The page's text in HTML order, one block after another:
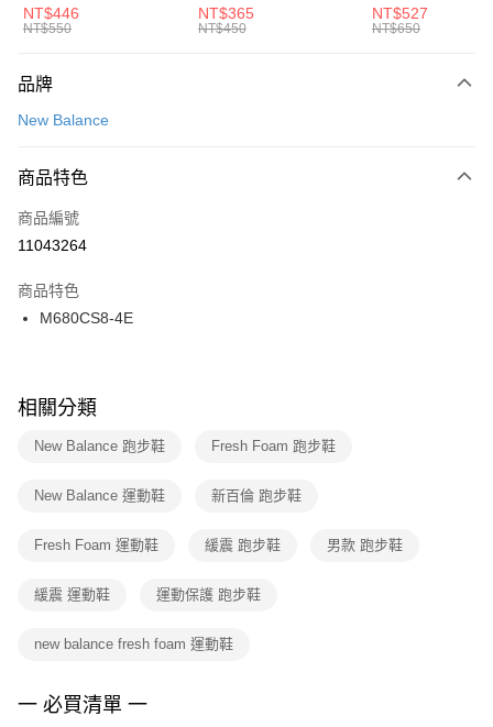
元大商業銀行
台灣樂天信用卡公司
AFTEE先享後付
【關於「AFTEE先享後付」】
便利好安心！
３．安心：先確認商品／服務後，再付款。
【「AFTEE先享後付」結帳流程】
１．於結帳方式選擇「AFTEE先享後付」後，將跳轉至「AFTEE先享後付」
２．訂單成立數日內，您將收到繳費通知簡訊。
３．收到繳費通知簡訊後14天內，點擊此簡訊中的連結，可透過四大超商／
ATM／網路銀行／等多元方式進行付款，方視為交易完成。
※ 交易是否成功請以「AFTEE先享後付 」之結帳頁面顯示為準，若有關於
是否繳費成功／繳費後需取消欲退款等相關疑問，請聯繫「AFTEE先享後付
客戶支援中心」 https://netprotections.freshdesk.com/support/home
１．透過由恩沛科技股份有限公司提供之「AFTEE先享後付」服務完成之交
權轉讓予恩沛科技股份有限公司。
３．未成年的使用者請事先徵得法定代理人或監護人之同意方可使用
任。
請求用戶進行身份認證。
５．嚴禁一人註冊多個帳號或使用他人資訊註冊。若發現惡意使用之情形，
運送方式
每筆NT$100，滿NT$1,500(含以上)免運費
宅配
每筆NT$100，滿NT$1,500(含以上)免運費
付款後門市自取
每筆NT$100，滿NT$1,500(含以上)免運費
中統襪 FZ3393100
NT$446
NT$550
EMBRDY 男女 短統襪
FZ3073133
NT$365
NT$450
BA5871010
NT$527
NT$650
品牌
New Balance
商品特色
商品編號
11043264
商品特色
M680CS8-4E
相關分類
New Balance 跑步鞋 Fresh Foam 跑步鞋
New Balance 運動鞋 新百倫 跑步鞋
Fresh Foam 運動鞋 緩震 跑步鞋 男款 跑步鞋
緩震 運動鞋 運動保護 跑步鞋
new balance fresh foam 運動鞋
一 必買清單 一